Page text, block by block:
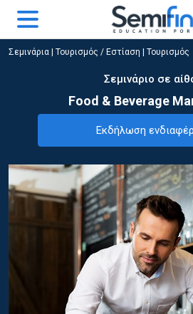
Σεμινάρια Τουρισμός / Εστίαση Τουρισμός
Σεμινάριο σε
Food & Beverage
Εκδήλωση